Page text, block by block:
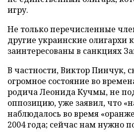
игру.
Не только перечисленные
другие украинские олигархи
заинтересованы в санкциях
В частности, Виктор Пинчук,
огромное состояние во
родича Леонида Кучмы, не
оппозицию, уже заявил, что
наблюдалось во время
2004 года; сейчас нам нужно